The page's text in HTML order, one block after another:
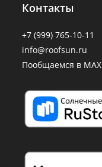
Контакты
+7 (999) 765-10-11
info@roofsun.ru
Пообщаемся в MAX